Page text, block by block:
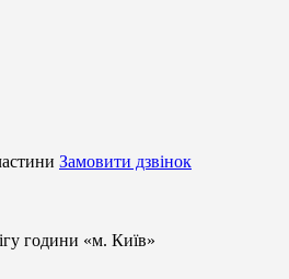
Замовити дзвінок
години «м. Київ»